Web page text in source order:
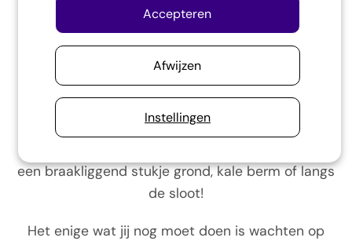
Instellingen
Accepteren
Afwijzen
gemaakt in Nederland met 100% natuurlijke
ingrediënten en een biologische - speciaal voor
bijen en vlinders - samengestelde zadenmix van
wilde bloemen.
Gooi de Blossombs overal en geef kleur aan je
een braakliggend stukje grond, kale berm of langs
de sloot!
Het enige wat jij nog moet doen is wachten op